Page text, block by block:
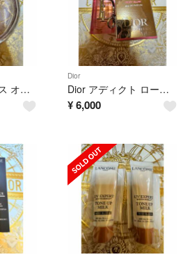
CHANEL チャンス オー スプランディド オードゥ パルファム 100ml
Dior
Dior アディクト ロージーグロウ オードゥ パルファン 30ml
¥6,000